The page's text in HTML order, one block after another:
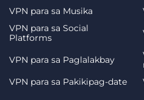
VPN para sa Musika
VPN para sa Social
Platforms
VPN para sa Paglalakbay
VPN para sa Pakikipag-date